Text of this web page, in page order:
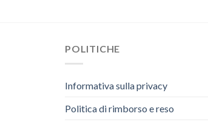
POLITICHE
Informativa sulla privacy
Politica di rimborso e reso